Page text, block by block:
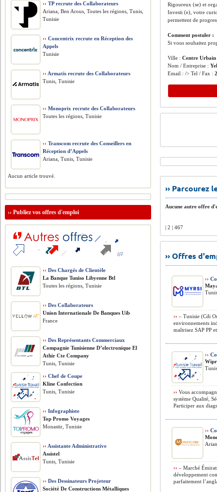
Rigoureux (se) et
Investi (e), votre
permettent de
Comment postuler :
Si vous souhaitez
Ville : Centre
Nom / Entreprise :
Email : /> Tel / Fax :
››
Aucune autre offre
| 2 | 467
›› Offres
››
›› – Tunisie (Cdi
environnements
maîtrisez SAP PP
››
›› Vous
système Qualité,
Participer aux
››
›› – Marché
développement
parfaitement
›› TP recrute des Collaborateurs
Ariana, Ben Arous, Toutes les régions, Tunis,
Tunisie
›› Concentrix recrute en Réception des
Appels
Tunisie
›› Armatis recrute des Collaborateurs
Tunis, Tunisie
›› Monoprix recrute des Collaborateurs
Toutes les régions, Tunisie
›› Transcom recrute des Conseillers en
Réception d’Appels
Ariana, Tunis, Tunisie
Aucun article trouvé.
››Publiez vos offres d'emploi
›› Des Chargés de Clientèle
La Banque Tuniso Libyenne Btl
Toutes les régions, Tunisie
›› Des Collaborateurs
Union Internationale De Banques Uib
France
›› Des Représentants Commerciaux
Compagnie Tunisienne D’electronique El
Athir Cte Company
Tunis, Tunisie
›› Chef de Coupe
Kline Confection
Tunis, Tunisie
›› Infographiste
Top Promo Voyages
Monastir, Tunisie
›› Assistante Administrative
Assistel
Tunis, Tunisie
›› Des Dessinateurs Projeteur
Société De Constructions Métalliques